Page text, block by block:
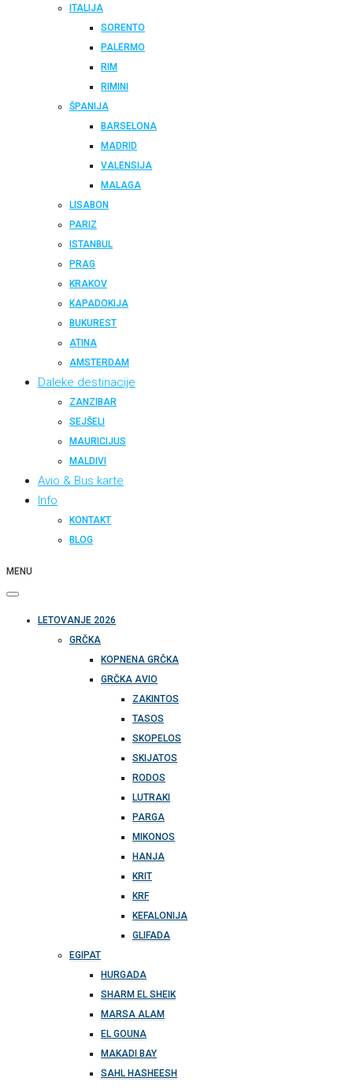
ITALIJA
SORENTO
PALERMO
RIM
RIMINI
ŠPANIJA
BARSELONA
MADRID
VALENSIJA
MALAGA
LISABON
PARIZ
ISTANBUL
PRAG
KRAKOV
KAPADOKIJA
BUKUREST
ATINA
AMSTERDAM
Daleke destinacije
ZANZIBAR
SEJŠELI
MAURICIJUS
MALDIVI
Avio & Bus karte
Info
KONTAKT
BLOG
MENU
LETOVANJE 2026
GRČKA
KOPNENA GRČKA
GRČKA AVIO
ZAKINTOS
TASOS
SKOPELOS
SKIJATOS
RODOS
LUTRAKI
PARGA
MIKONOS
HANJA
KRIT
KRF
KEFALONIJA
GLIFADA
EGIPAT
HURGADA
SHARM EL SHEIK
MARSA ALAM
EL GOUNA
MAKADI BAY
SAHL HASHEESH